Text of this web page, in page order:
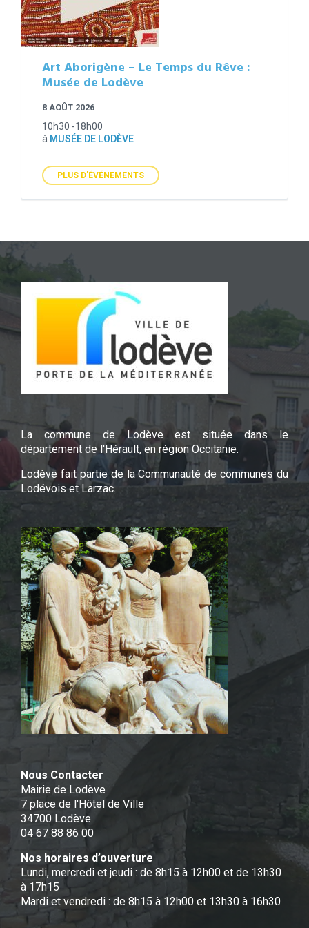
Art Aborigène – Le Temps du Rêve :
Musée de Lodève
8 AOÛT 2026
10h30 -18h00
à MUSÉE DE LODÈVE
PLUS D'ÉVÉNEMENTS
La commune de Lodève est située dans le
département de l'Hérault, en région Occitanie.
Lodève fait partie de la Communauté de communes du
Lodévois et Larzac.
Nous Contacter
Mairie de Lodève
7 place de l'Hôtel de Ville
34700 Lodève
04 67 88 86 00
Nos horaires d’ouverture
Lundi, mercredi et jeudi : de 8h15 à 12h00 et de 13h30
à 17h15
Mardi et vendredi : de 8h15 à 12h00 et 13h30 à 16h30